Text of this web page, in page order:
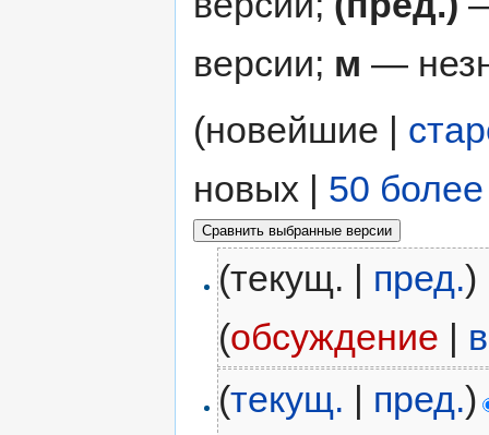
версии; м —
(новейшие |
новых | 50
(текущ. | пред.)
(обсуждение |
(текущ. | пред.)